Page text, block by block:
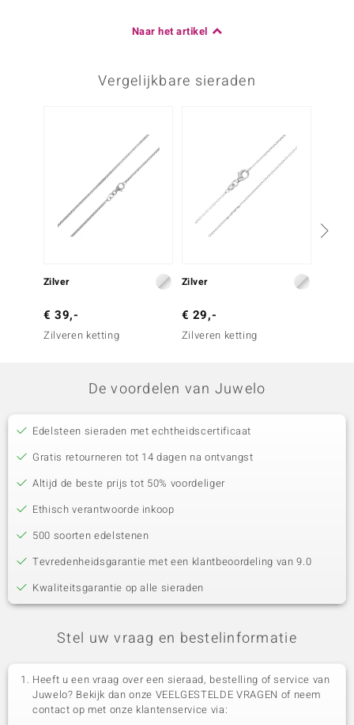
Naar het artikel
Vergelijkbare sieraden
Zilver
€ 39,-
Zilveren ketting
Zilver
€ 29,-
Zilveren ketting
De voordelen van Juwelo
Edelsteen sieraden met echtheidscertificaat
Gratis retourneren tot 14 dagen na ontvangst
Altijd de beste prijs tot 50% voordeliger
Ethisch verantwoorde inkoop
500 soorten edelstenen
Tevredenheidsgarantie met een klantbeoordeling van 9.0
Kwaliteitsgarantie op alle sieraden
Stel uw vraag en bestelinformatie
Heeft u een vraag over een sieraad, bestelling of service van
Juwelo? Bekijk dan onze VEELGESTELDE VRAGEN of neem
contact op met onze klantenservice via: